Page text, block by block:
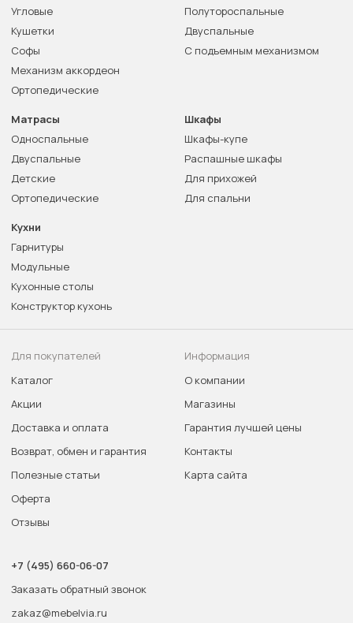
Угловые
Кушетки
Софы
Механизм аккордеон
Ортопедические
Полутороспальные
Двуспальные
С подъемным механизмом
Матрасы
Односпальные
Двуспальные
Детские
Ортопедические
Шкафы
Шкафы-купе
Распашные шкафы
Для прихожей
Для спальни
Кухни
Гарнитуры
Модульные
Кухонные столы
Конструктор кухонь
Для покупателей
Каталог
Акции
Доставка и оплата
Возврат, обмен и гарантия
Полезные статьи
Оферта
Отзывы
Информация
О компании
Магазины
Гарантия лучшей цены
Контакты
Карта сайта
+7 (495) 660-06-07
Заказать обратный звонок
zakaz@mebelvia.ru